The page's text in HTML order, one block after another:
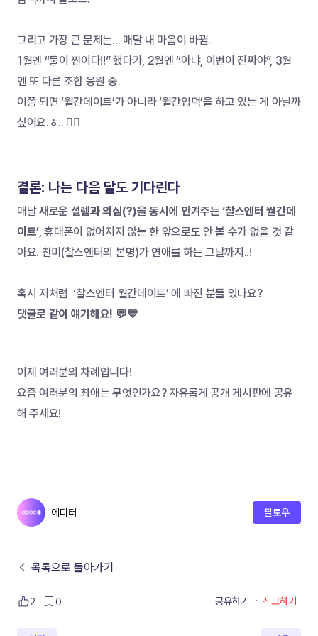
그리고 가장 큰 문제는... 매달 내 마음이 바뀜.
1월엔 “둘이 찐이다!!” 했다가, 2월엔 “아냐, 이번이 진짜야”, 3월
엔 또 다른 조합 응원 중.
이쯤 되면 ‘월간데이트’가 아니라 ‘월간입덕’을 하고 있는 게 아닐까
싶어요.ㅎ.. 🤦‍♀️
결론: 나는 다음 달도 기다린다
매달 새로운 설렘과 의심(?)을 동시에 안겨주는 ‘찰스엔터 월간데
이트’ , 휴대폰이 없어지지 않는 한 앞으로도 안 볼 수가 없을 것 같
아요. 찬미(찰스엔터의 본명)가 연애를 하는 그날까지..!
혹시 저처럼  ‘찰스엔터 월간데이트’ 에 빠진 분들 있나요?
댓글로 같이 얘기해요! 💬💙
이제 여러분의 차례입니다!
요즘 여러분의 최애는 무엇인가요? 자유롭게 공개 게시판에 공유
해 주세요!
에디터 팔로우
← 목록으로 돌아가기
2 0 공유하기 · 신고하기